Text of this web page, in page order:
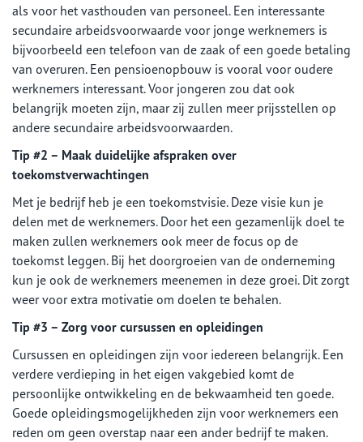
als voor het vasthouden van personeel. Een interessante
secundaire arbeidsvoorwaarde voor jonge werknemers is
bijvoorbeeld een telefoon van de zaak of een goede betaling
van overuren. Een pensioenopbouw is vooral voor oudere
werknemers interessant. Voor jongeren zou dat ook
belangrijk moeten zijn, maar zij zullen meer prijsstellen op
andere secundaire arbeidsvoorwaarden.
Tip #2 – Maak duidelijke afspraken over
toekomstverwachtingen
Met je bedrijf heb je een toekomstvisie. Deze visie kun je
delen met de werknemers. Door het een gezamenlijk doel te
maken zullen werknemers ook meer de focus op de
toekomst leggen. Bij het doorgroeien van de onderneming
kun je ook de werknemers meenemen in deze groei. Dit zorgt
weer voor extra motivatie om doelen te behalen.
Tip #3 – Zorg voor cursussen en opleidingen
Cursussen en opleidingen zijn voor iedereen belangrijk. Een
verdere verdieping in het eigen vakgebied komt de
persoonlijke ontwikkeling en de bekwaamheid ten goede.
Goede opleidingsmogelijkheden zijn voor werknemers een
reden om geen overstap naar een ander bedrijf te maken.